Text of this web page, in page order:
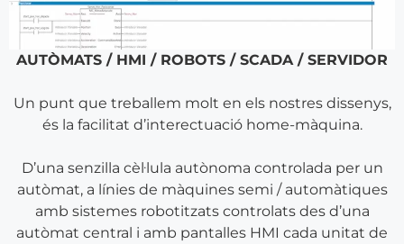
AUTÒMATS / HMI / ROBOTS / SCADA / SERVIDOR
Un punt que treballem molt en els nostres dissenys,
és la facilitat d’interectuació home-màquina.
D’una senzilla cèl·lula autònoma controlada per un
autòmat, a línies de màquines semi / automàtiques
amb sistemes robotitzats controlats des d’una
autòmat central i amb pantalles HMI cada unitat de